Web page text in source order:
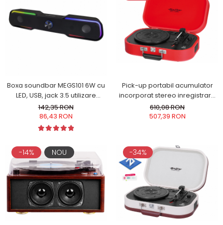
Boxa soundbar MEGS101 6W cu
LED, USB, jack 3.5 utilizare
PC/Laptop
142,35 RON
86,43 RON
Pick-up portabil acumulator
incorporat stereo inregistrare
pe stick USB functie Bluetooth
port USB intrare/iesire AUX-IN
610,08 RON
507,39 RON
-14% NOU -34%